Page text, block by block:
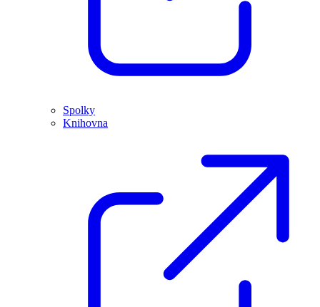
Spolky
Knihovna